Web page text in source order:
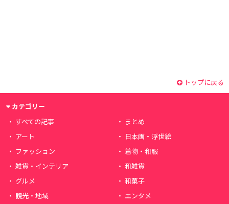
トップに戻る
カテゴリー
すべての記事
まとめ
アート
日本画・浮世絵
ファッション
着物・和服
雑貨・インテリア
和雑貨
グルメ
和菓子
観光・地域
エンタメ